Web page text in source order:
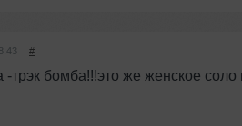
#
трэк бомба!!!это же женское соло